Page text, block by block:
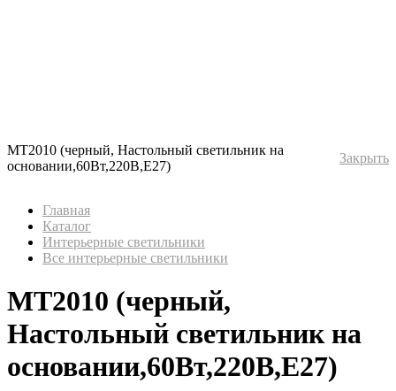
MT2010 (черный, Настольный светильник на
основании,60Вт,220В,Е27)
Закрыть
Главная
Каталог
Интерьерные светильники
Все интерьерные светильники
MT2010 (черный,
Настольный светильник на
основании,60Вт,220В,Е27)